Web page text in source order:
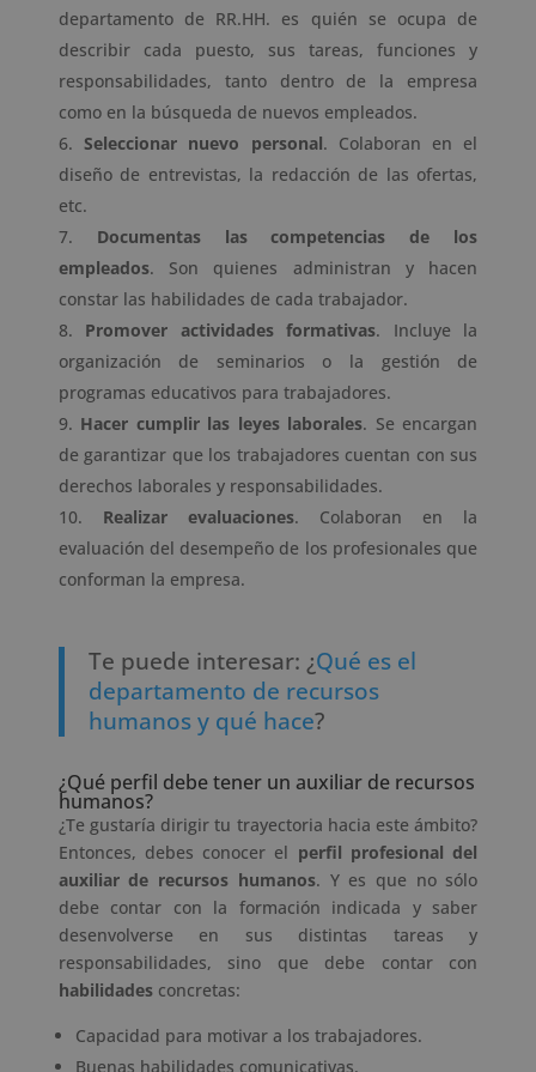
departamento de RR.HH. es quién se ocupa de
describir cada puesto, sus tareas, funciones y
responsabilidades, tanto dentro de la empresa
como en la búsqueda de nuevos empleados.
Seleccionar nuevo personal. Colaboran en el
diseño de entrevistas, la redacción de las ofertas,
etc.
Documentas las competencias de los
empleados. Son quienes administran y hacen
constar las habilidades de cada trabajador.
Promover actividades formativas. Incluye la
organización de seminarios o la gestión de
programas educativos para trabajadores.
Hacer cumplir las leyes laborales. Se encargan
de garantizar que los trabajadores cuentan con sus
derechos laborales y responsabilidades.
Realizar evaluaciones. Colaboran en la
evaluación del desempeño de los profesionales que
conforman la empresa.
Te puede interesar: ¿Qué es el
departamento de recursos
humanos y qué hace?
¿Qué perfil debe tener un auxiliar de recursos
humanos?
¿Te gustaría dirigir tu trayectoria hacia este ámbito?
Entonces, debes conocer el perfil profesional del
auxiliar de recursos humanos. Y es que no sólo
debe contar con la formación indicada y saber
desenvolverse en sus distintas tareas y
responsabilidades, sino que debe contar con
habilidadesconcretas:
Capacidad para motivar a los trabajadores.
Buenas habilidades comunicativas.